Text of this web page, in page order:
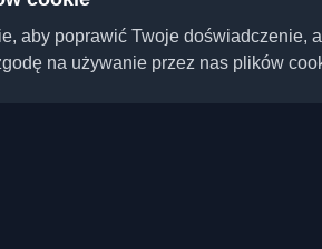
aby poprawić Twoje doświadczenie,
na używanie przez nas plików